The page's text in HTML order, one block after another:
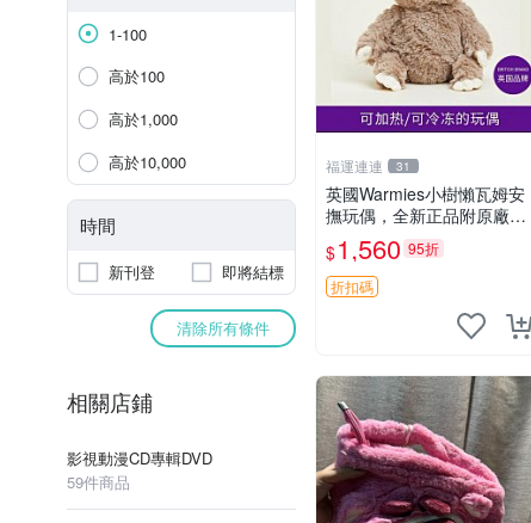
1-100
高於100
高於1,000
高於10,000
時間
新刊登 即將結標
清除所有條件
相關店鋪
影視動漫CD專輯DVD
59件商品
福運連連 31
英國Warmies小樹懶瓦姆安
撫玩偶，全新正品附原廠吊
牌與防塵袋，內藏薰衣草可
加熱，適合各個年齡層，冷
暖兩用享受抱抱樂趣，不容
錯過嚴選好物 溫暖 冷感
$1,560 95折
折扣碼